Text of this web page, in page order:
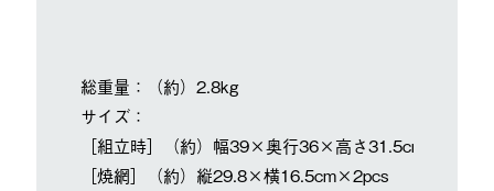
総重量：（約）2.8kg
サイズ：
［組立時］（約）幅39×奥行36×高さ31.5cm
［焼網］（約）縦29.8×横16.5cm×2pcs